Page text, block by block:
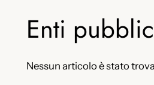
Enti
Nessun articolo è stato